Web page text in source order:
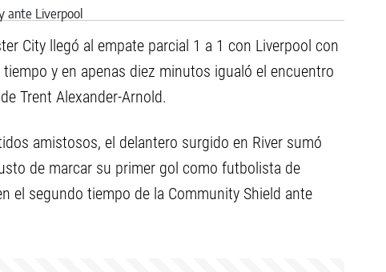
City llegó al empate parcial 1 a 1 con Liverpool con
y en apenas diez minutos igualó el encuentro
Trent Alexander-Arnold.
amistosos, el delantero surgido en River sumó
de marcar su primer gol como futbolista de
el segundo tiempo de la Community Shield ante